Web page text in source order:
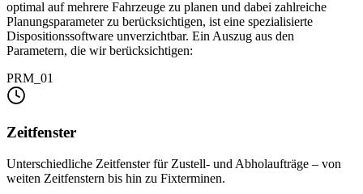
optimal auf mehrere Fahrzeuge zu planen und dabei zahlreiche
Planungsparameter zu berücksichtigen, ist eine spezialisierte
Dispositionssoftware unverzichtbar. Ein Auszug aus den
Parametern, die wir berücksichtigen:
PRM_01
Zeitfenster
Unterschiedliche Zeitfenster für Zustell- und Abholaufträge – von
weiten Zeitfenstern bis hin zu Fixterminen.